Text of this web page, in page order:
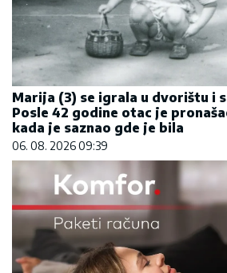
Marija (3) se igrala u dvorištu i
Posle 42 godine otac je
kada je saznao gde je bila
06. 08. 2026 09:39